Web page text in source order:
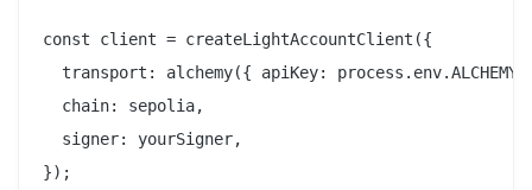
const client = createLightAccountClient({
transport: alchemy({ apiKey:
  chain: sepolia,
  signer: yourSigner,
});